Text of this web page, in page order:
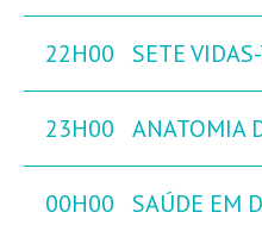
22H00 SETE
23H00 ANATOMIA
00H00 SAÚDE EM